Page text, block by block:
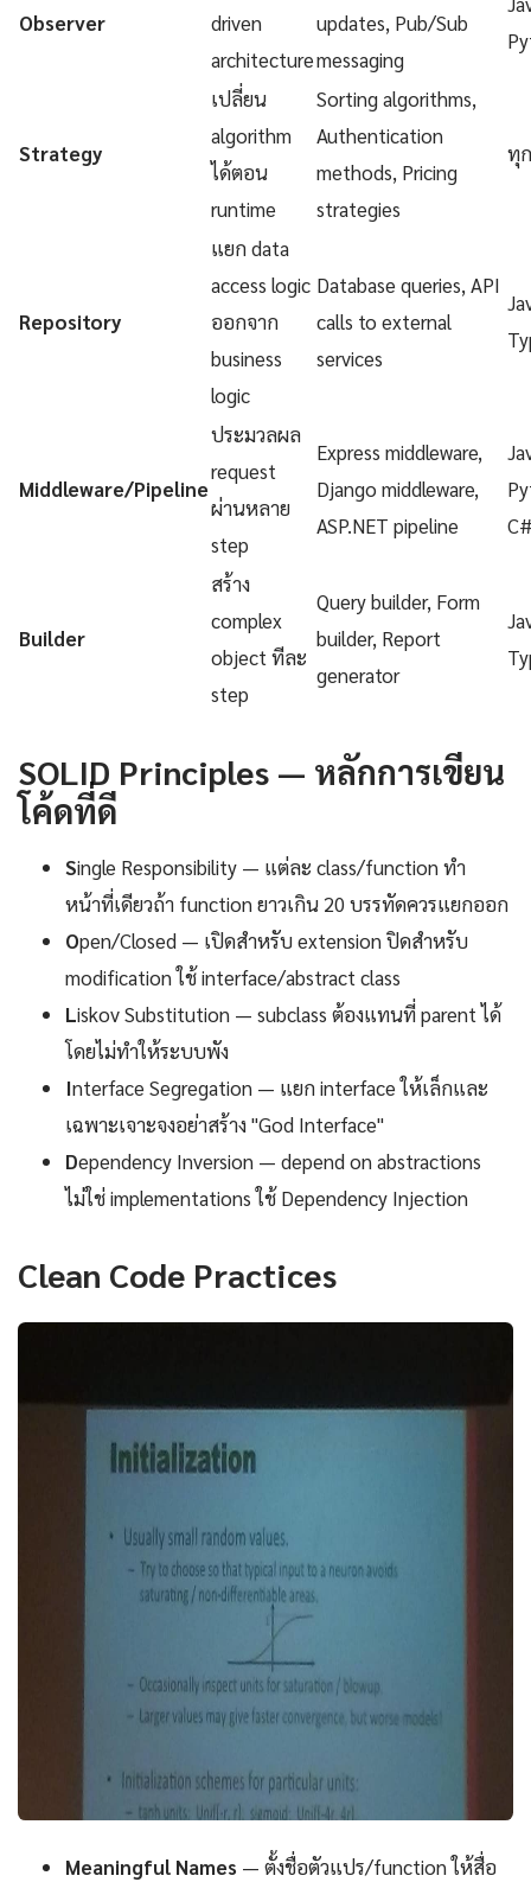
Observer
driven
architecture
updates, Pub/Sub
messaging
Strategy
เปลี่ยน
algorithm
ได้ตอน
runtime
Sorting algorithms,
Authentication
methods, Pricing
strategies
ทุ
Repository
แยก data
access logic
ออกจาก
business
logic
Database queries, API
calls to external
services
Middleware/Pipeline
ประมวลผล
request
ผ่านหลาย
step
Express middleware,
Django middleware,
ASP.NET pipeline
Builder
สร้าง
complex
object ทีละ
step
Query builder, Form
builder, Report
generator
SOLID Principles — หลักการเขียน
โค้ดที่ดี
Single Responsibility — แต่ละ class/function ทำ
หน้าที่เดียวถ้า function ยาวเกิน 20 บรรทัดควรแยกออก
Open/Closed — เปิดสำหรับ extension ปิดสำหรับ
modification ใช้ interface/abstract class
Liskov Substitution — subclass ต้องแทนที่ parent ได้
โดยไม่ทำให้ระบบพัง
Interface Segregation — แยก interface ให้เล็กและ
เฉพาะเจาะจงอย่าสร้าง "God Interface"
Dependency Inversion — depend on abstractions
ไม่ใช่ implementations ใช้ Dependency Injection
Clean Code Practices
Meaningful Names — ตั้งชื่อตัวแปร/function ให้สื่อ